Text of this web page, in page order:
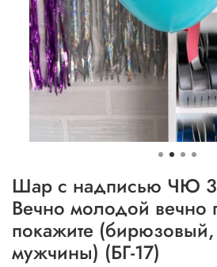
Шар с надписью ЧЮ
Вечно молодой вечно
покажите
мужчины) (БГ-17)